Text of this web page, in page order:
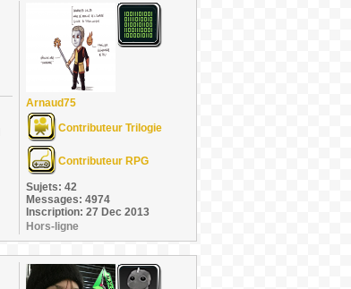
Arnaud75
Contributeur Trilogie
Contributeur RPG
Sujets: 42
Messages: 4974
Inscription: 27 Dec 2013
Hors-ligne